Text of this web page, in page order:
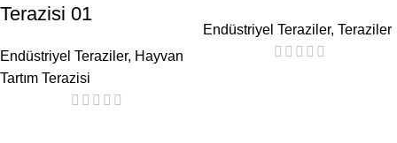
Terazisi 01
Endüstriyel Teraziler, Hayvan
Tartım Terazisi
Endüstriyel Teraziler, Teraziler